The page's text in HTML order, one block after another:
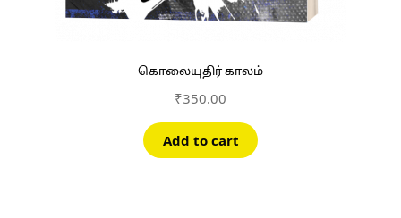
கொலையுதிர் காலம்
₹350.00
Add to cart